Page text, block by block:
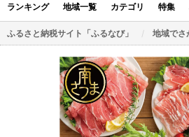
ランキング 地域一覧 カテゴリ 特集
ふるさと納税サイト「ふるなび」 地域でさ